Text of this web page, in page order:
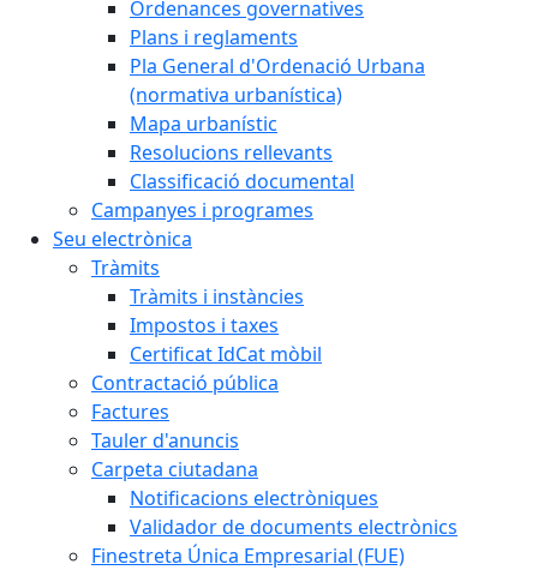
Ordenances governatives
Plans i reglaments
Pla General d'Ordenació Urbana
(normativa urbanística)
Mapa urbanístic
Resolucions rellevants
Classificació documental
Campanyes i programes
Seu electrònica
Tràmits
Tràmits i instàncies
Impostos i taxes
Certificat IdCat mòbil
Contractació pública
Factures
Tauler d'anuncis
Carpeta ciutadana
Notificacions electròniques
Validador de documents electrònics
Finestreta Única Empresarial (FUE)